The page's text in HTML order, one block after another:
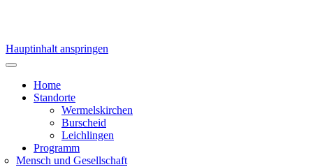
Hauptinhalt anspringen
Home
Standorte
Wermelskirchen
Burscheid
Leichlingen
Programm
Mensch und Gesellschaft